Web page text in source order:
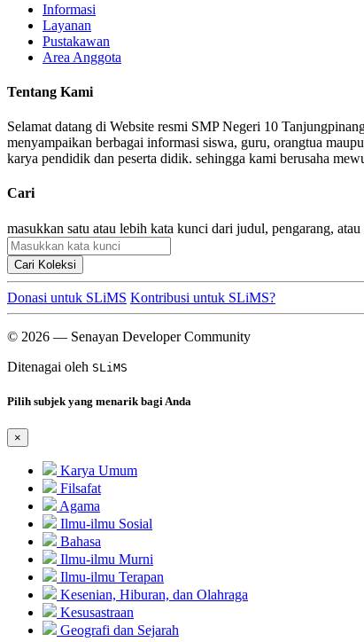
Informasi
Layanan
Pustakawan
Area Anggota
Tentang Kami
Selamat datang di Website resmi SMP Negeri 10
menyampaikan berbagai informasi siswa, guru, orangtua
karya pendidik dan peserta didik. sehingga kami berusaha
Cari
masukkan satu atau lebih kata kunci dari judul, pengarang, atau
Cari Koleksi
Donasi untuk SLiMS Kontribusi untuk SLiMS?
© 2026 — Senayan Developer Community
Ditenagai oleh SLiMS
Pilih subjek yang menarik bagi Anda
×
Karya Umum
Filsafat
Agama
Ilmu-ilmu Sosial
Bahasa
Ilmu-ilmu Murni
Ilmu-ilmu Terapan
Kesenian, Hiburan, dan Olahraga
Kesusastraan
Geografi dan Sejarah